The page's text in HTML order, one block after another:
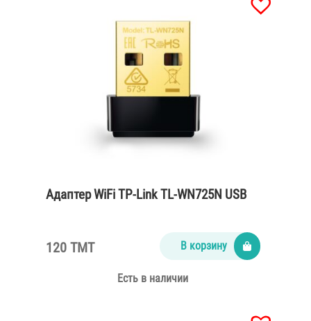
Адаптер WiFi TP-Link TL-WN725N USB
120 TMT В корзину
Есть в наличии